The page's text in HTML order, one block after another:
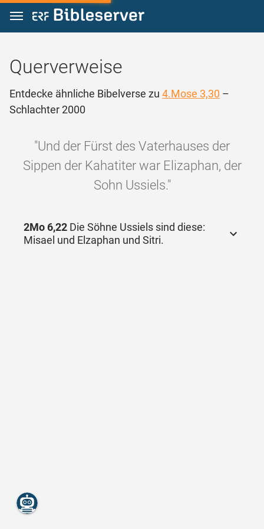
Zum Inhalt springen
Querverweise
Entdecke ähnliche Bibelverse zu 4.Mose 3,30 –
Schlachter 2000
"Und der Fürst des Vaterhauses der
Sippen der Kahatiter war Elizaphan, der
Sohn Ussiels."
2Mo 6,22 Die Söhne Ussiels sind diese:
Misael und Elzaphan und Sitri.